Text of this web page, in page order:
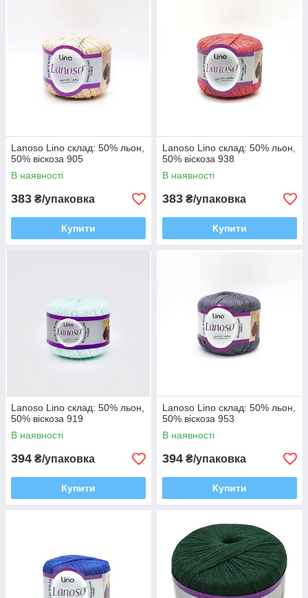
Lanoso Lino склад: 50% льон,
50% віскоза 905
В наявності
383 ₴/упаковка
Купити
Lanoso Lino склад: 50% льон,
50% віскоза 938
В наявності
383 ₴/упаковка
Купити
Lanoso Lino склад: 50% льон,
50% віскоза 919
В наявності
394 ₴/упаковка
Купити
Lanoso Lino склад: 50% льон,
50% віскоза 953
В наявності
394 ₴/упаковка
Купити